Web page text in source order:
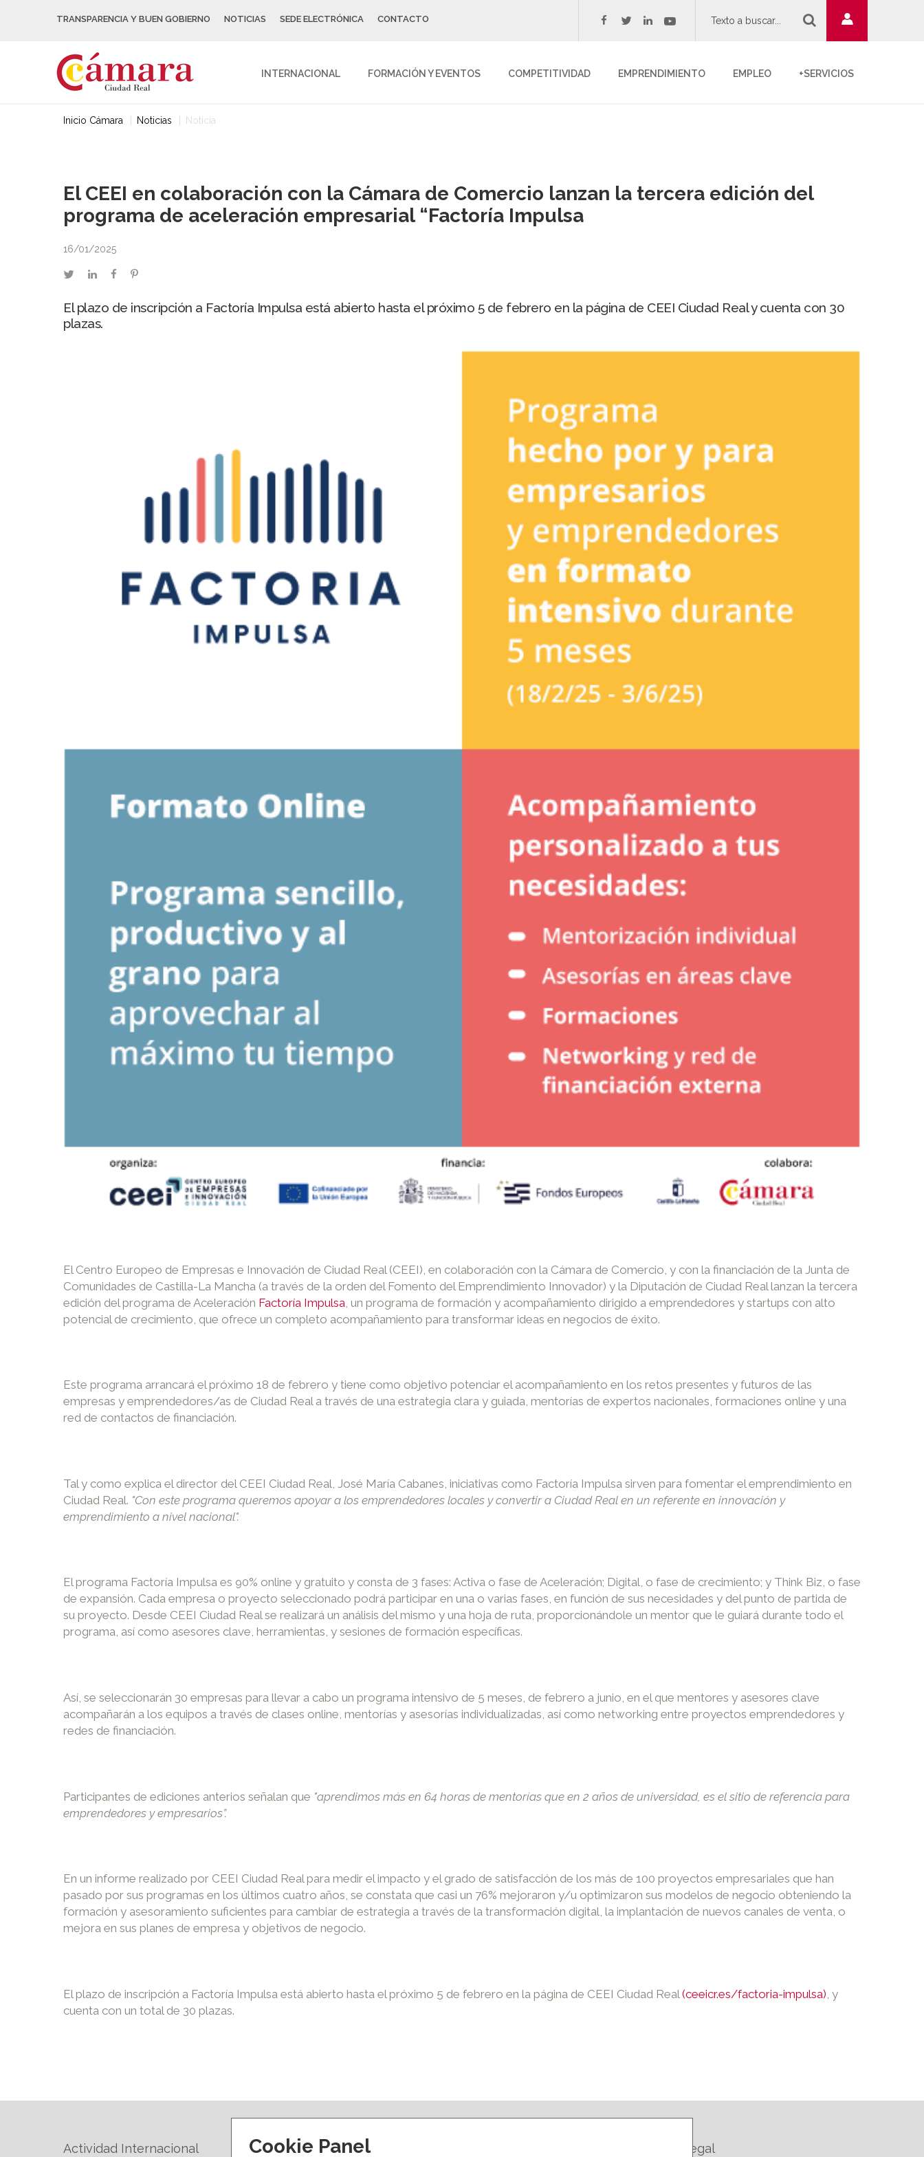
TRANSPARENCIA Y BUEN GOBIERNO NOTICIAS SEDE ELECTRÓNICA CONTACTO facebook
twitterlinkedinyoutube
INTERNACIONAL FORMACIÓN Y EVENTOS COMPETITIVIDAD EMPRENDIMIENTO EMPLEO +SERVICIOS
Inicio Cámara Noticias Noticia
El CEEI en colaboración con la Cámara de Comercio lanzan la tercera edición del
programa de aceleración empresarial “Factoría Impulsa
16/01/2025
twitterlinkedinfacebookpinterest
El plazo de inscripción a Factoría Impulsa está abierto hasta el próximo 5 de febrero en la página de CEEI Ciudad Real y cuenta con 30
plazas.
El Centro Europeo de Empresas e Innovación de Ciudad Real (CEEI), en colaboración con la Cámara de Comercio, y con la financiación de la Junta de
Comunidades de Castilla-La Mancha (a través de la orden del Fomento del Emprendimiento Innovador) y la Diputación de Ciudad Real lanzan la tercera
edición del programa de Aceleración Factoría Impulsa , un programa de formación y acompañamiento dirigido a emprendedores y startups con alto
potencial de crecimiento, que ofrece un completo acompañamiento para transformar ideas en negocios de éxito.
Este programa arrancará el próximo 18 de febrero y tiene como objetivo potenciar el acompañamiento en los retos presentes y futuros de las
empresas y emprendedores/as de Ciudad Real a través de una estrategia clara y guiada, mentorías de expertos nacionales, formaciones online y una
red de contactos de financiación.
Tal y como explica el director del CEEI Ciudad Real, José María Cabanes, iniciativas como Factoría Impulsa sirven para fomentar el emprendimiento en
Ciudad Real. "Con este programa queremos apoyar a los emprendedores locales y convertir a Ciudad Real en un referente en innovación y
emprendimiento a nivel nacional".
El programa Factoría Impulsa es 90% online y gratuito y consta de 3 fases: Activa o fase de Aceleración; Digital, o fase de crecimiento; y Think Biz, o fase
de expansión. Cada empresa o proyecto seleccionado podrá participar en una o varias fases, en función de sus necesidades y del punto de partida de
su proyecto. Desde CEEI Ciudad Real se realizará un análisis del mismo y una hoja de ruta, proporcionándole un mentor que le guiará durante todo el
programa, así como asesores clave, herramientas, y sesiones de formación específicas.
Así, se seleccionarán 30 empresas para llevar a cabo un programa intensivo de 5 meses, de febrero a junio, en el que mentores y asesores clave
acompañarán a los equipos a través de clases online, mentorías y asesorías individualizadas, así como networking entre proyectos emprendedores y
redes de financiación.
Participantes de ediciones anterios señalan que "aprendimos más en 64 horas de mentorías que en 2 años de universidad, es el sitio de referencia para
emprendedores y empresarios”.
En un informe realizado por CEEI Ciudad Real para medir el impacto y el grado de satisfacción de los más de 100 proyectos empresariales que han
pasado por sus programas en los últimos cuatro años, se constata que casi un 76% mejoraron y/u optimizaron sus modelos de negocio obteniendo la
formación y asesoramiento suficientes para cambiar de estrategia a través de la transformación digital, la implantación de nuevos canales de venta, o
mejora en sus planes de empresa y objetivos de negocio.
El plazo de inscripción a Factoría Impulsa está abierto hasta el próximo 5 de febrero en la página de CEEI Ciudad Real (ceeicr.es/factoria-impulsa) , y
cuenta con un total de 30 plazas.
Actividad Internacional Formación y eventos Legal
Cookie Panel